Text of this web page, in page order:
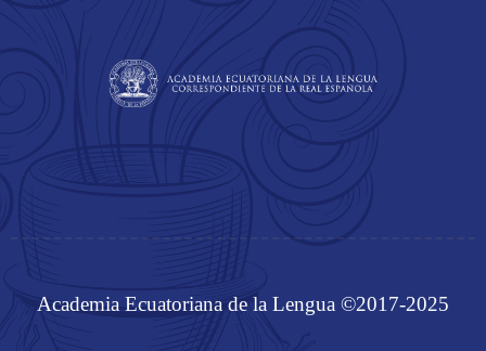
Academia Ecuatoriana de la Lengua ©2017-2025